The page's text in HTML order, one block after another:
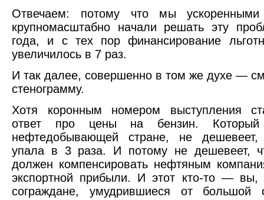
Отвечаем: потому что мы
крупномасштабно начали решать эту
года, и с тех пор финансирование
увеличилось в 7 раз.
И так далее, совершенно в том же духе —
стенограмму.
Хотя коронным номером выступления
ответ про цены на бензин.
нефтедобывающей стране, не
упала в 3 раза. И потому не дешевеет,
должен компенсировать нефтяным
экспортной прибыли. И этот кто-то — вы,
сограждане, умудрившиеся от большой